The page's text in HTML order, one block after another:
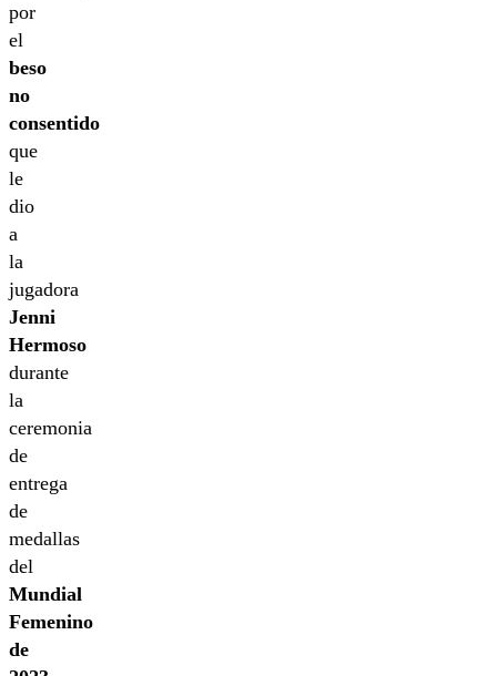
por
el
beso
no
consentido
que
le
dio
a
la
jugadora
Jenni
Hermoso
durante
la
ceremonia
de
entrega
de
medallas
del
Mundial
Femenino
de